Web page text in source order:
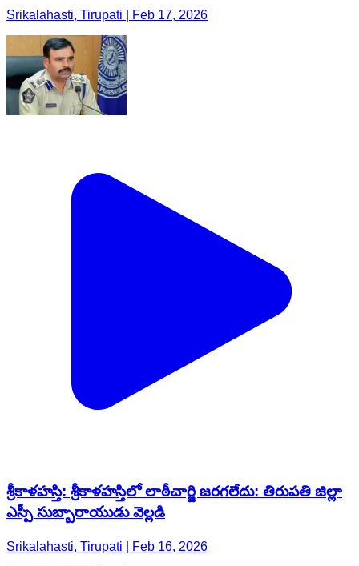
Srikalahasti, Tirupati | Feb 17, 2026
శ్రీకాళహస్తి: శ్రీకాళహస్తిలో లాఠీచార్జి జరగలేదు: తిరుపతి జిల్లా
ఎస్పీ సుబ్బారాయుడు వెల్లడి
Srikalahasti, Tirupati | Feb 16, 2026